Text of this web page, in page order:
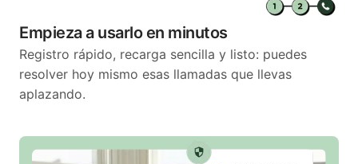
Empieza a usarlo en minutos
Registro rápido, recarga sencilla y listo: puedes
resolver hoy mismo esas llamadas que llevas
aplazando.